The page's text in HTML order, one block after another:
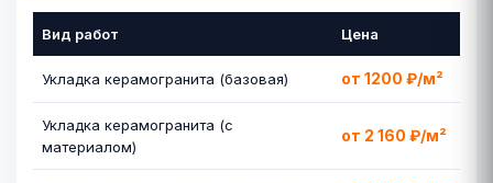
Вид работ Цена
Укладка керамогранита (базовая) от 1200 ₽/м²
Укладка керамогранита (с
материалом)
от 2 160 ₽/м²